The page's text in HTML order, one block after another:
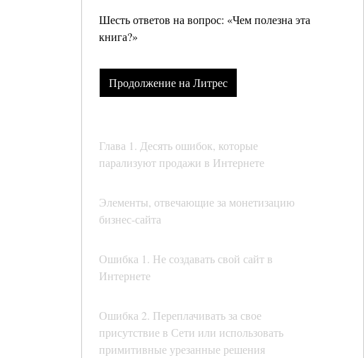
Шесть ответов на вопрос: «Чем полезна эта
книга?»
Продолжение на Литрес
Глава 1. Десять ошибок, которые
парализуют продажи в Интернете
Элементы, отвечающие за монетизацию
бизнес-сайта
Ошибка 1. Не создавать свой сайт в
Интернете
Ошибка 2. Переплачивать за свое
присутствие в Сети или использовать
примитивные урезанные решения